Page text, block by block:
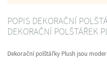
POPIS DEKORAČNÍ
DEKORAČNÍ POLŠTÁŘEK
Dekorační polštářky Plush jsou